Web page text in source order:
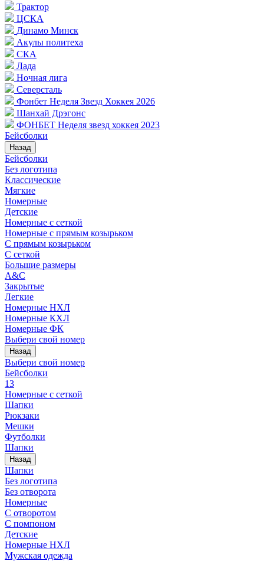
Трактор
ЦСКА
Динамо Минск
Акулы политеха
СКА
Лада
Ночная лига
Северсталь
Фонбет Неделя Звезд Хоккея 2026
Шанхай Дрэгонс
ФОНБЕТ Неделя звезд хоккея 2023
Бейсболки
Назад
Бейсболки
Без логотипа
Классические
Мягкие
Номерные
Детские
Номерные с сеткой
Номерные с прямым козырьком
С прямым козырьком
С сеткой
Большие размеры
A&C
Закрытые
Легкие
Номерные НХЛ
Номерные КХЛ
Номерные ФК
Выбери свой номер
Назад
Выбери свой номер
Бейсболки
13
Номерные с сеткой
Шапки
Рюкзаки
Мешки
Футболки
Шапки
Назад
Шапки
Без логотипа
Без отворота
Номерные
С отворотом
С помпоном
Детские
Номерные НХЛ
Мужская одежда